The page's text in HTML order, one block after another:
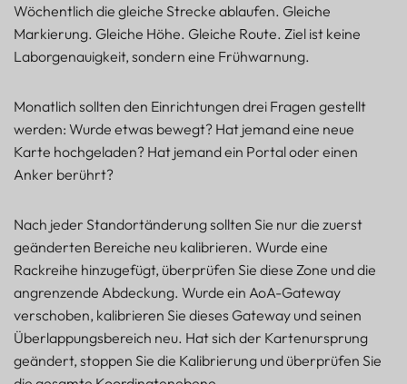
Wöchentlich die gleiche Strecke ablaufen. Gleiche
Markierung. Gleiche Höhe. Gleiche Route. Ziel ist keine
Laborgenauigkeit, sondern eine Frühwarnung.
Monatlich sollten den Einrichtungen drei Fragen gestellt
werden: Wurde etwas bewegt? Hat jemand eine neue
Karte hochgeladen? Hat jemand ein Portal oder einen
Anker berührt?
Nach jeder Standortänderung sollten Sie nur die zuerst
geänderten Bereiche neu kalibrieren. Wurde eine
Rackreihe hinzugefügt, überprüfen Sie diese Zone und die
angrenzende Abdeckung. Wurde ein AoA-Gateway
verschoben, kalibrieren Sie dieses Gateway und seinen
Überlappungsbereich neu. Hat sich der Kartenursprung
geändert, stoppen Sie die Kalibrierung und überprüfen Sie